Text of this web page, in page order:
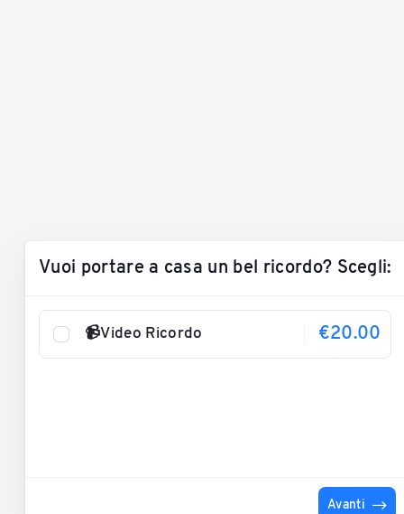
Vuoi portare a casa un bel ricordo? Scegli:
📹Video Ricordo €20.00
Avanti